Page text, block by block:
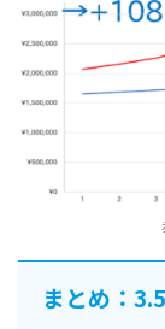
まとめ：